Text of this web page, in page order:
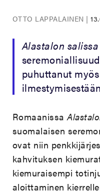
OTTO LAPPALAINEN |
Alastalon salissa
puhuttanut
Romaanissa
suomalaisen
ovat niin
kahvituksen
kiemuraisempi
aloittaminen